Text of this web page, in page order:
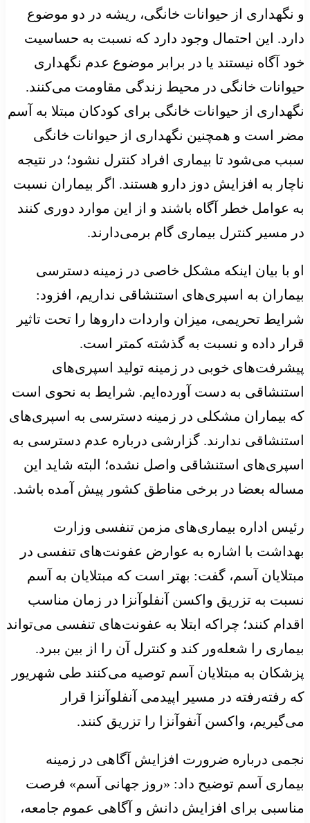
و نگهداری از حیوانات خانگی، ریشه در دو موضوع
دارد. این احتمال وجود دارد که نسبت به حساسیت
خود آگاه نیستند یا در برابر موضوع عدم نگهداری
حیوانات خانگی در محیط زندگی مقاومت می‌کنند.
نگهداری از حیوانات خانگی برای کودکان مبتلا به آسم
مضر است و همچنین نگهداری از حیوانات خانگی
سبب می‌شود تا بیماری افراد کنترل نشود؛ در نتیجه
ناچار به افزایش دوز دارو هستند. اگر بیماران نسبت
به عوامل خطر آگاه باشند و از این موارد دوری کنند
در مسیر کنترل بیماری گام برمی‌دارند.
او با بیان اینکه مشکل خاصی در زمینه دسترسی
بیماران به اسپری‌های استنشاقی نداریم، افزود:
شرایط تحریمی، میزان واردات داروها را تحت تاثیر
قرار داده و نسبت به گذشته کمتر است.
پیشرفت‌های خوبی در زمینه تولید اسپری‌های
استنشاقی به دست آورده‌ایم. شرایط به نحوی است
که بیماران مشکلی در زمینه دسترسی به اسپری‌های
استنشاقی ندارند. گزارشی درباره عدم دسترسی به
اسپری‌های استنشاقی واصل نشده؛ البته شاید این
مساله بعضا در برخی مناطق کشور پیش آمده باشد.
رئیس اداره بیماری‌های مزمن تنفسی وزارت
بهداشت با اشاره به عوارض عفونت‌های تنفسی در
مبتلایان آسم، گفت: بهتر است که مبتلایان به آسم
نسبت به تزریق واکسن آنفلوآنزا در زمان مناسب
اقدام کنند؛ چراکه ابتلا به عفونت‌های تنفسی می‌تواند
بیماری را شعله‌ور کند و کنترل آن را از بین‌ ببرد.
پزشکان به مبتلایان آسم توصیه می‌کنند طی شهریور
که رفته‌رفته در مسیر اپیدمی آنفلوآنزا قرار
می‌گیریم، واکسن آنفوآنزا را تزریق کنند.
نجمی درباره ضرورت افزایش آگاهی در زمینه
بیماری آسم توضیح داد: «روز جهانی آسم» فرصت
مناسبی برای افزایش دانش و آگاهی عموم جامعه،